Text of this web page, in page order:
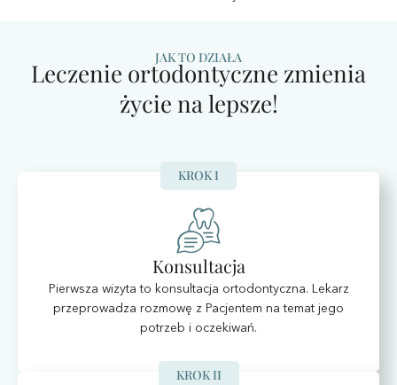
JAK TO DZIAŁA
Leczenie ortodontyczne zmienia
życie na lepsze!
KROK I
Konsultacja
Pierwsza wizyta to konsultacja ortodontyczna. Lekarz
przeprowadza rozmowę z Pacjentem na temat jego
potrzeb i oczekiwań.
KROK II